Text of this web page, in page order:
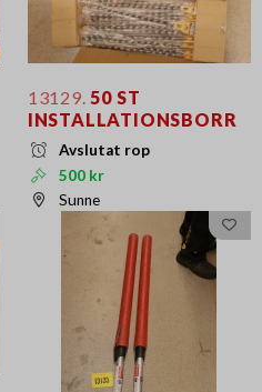
13129. 50 ST
INSTALLATIONSBORR
Avslutat rop
500 kr
Sunne